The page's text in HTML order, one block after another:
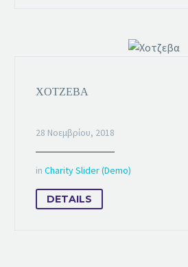
ΧΟΤΖΕΒΑ
28 Νοεμβρίου, 2018
in Charity Slider (Demo)
DETAILS